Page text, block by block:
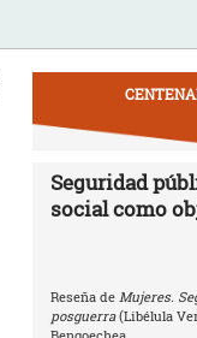
Seguridad
social como
Reseña de Mujeres.
posguerra(Libélula